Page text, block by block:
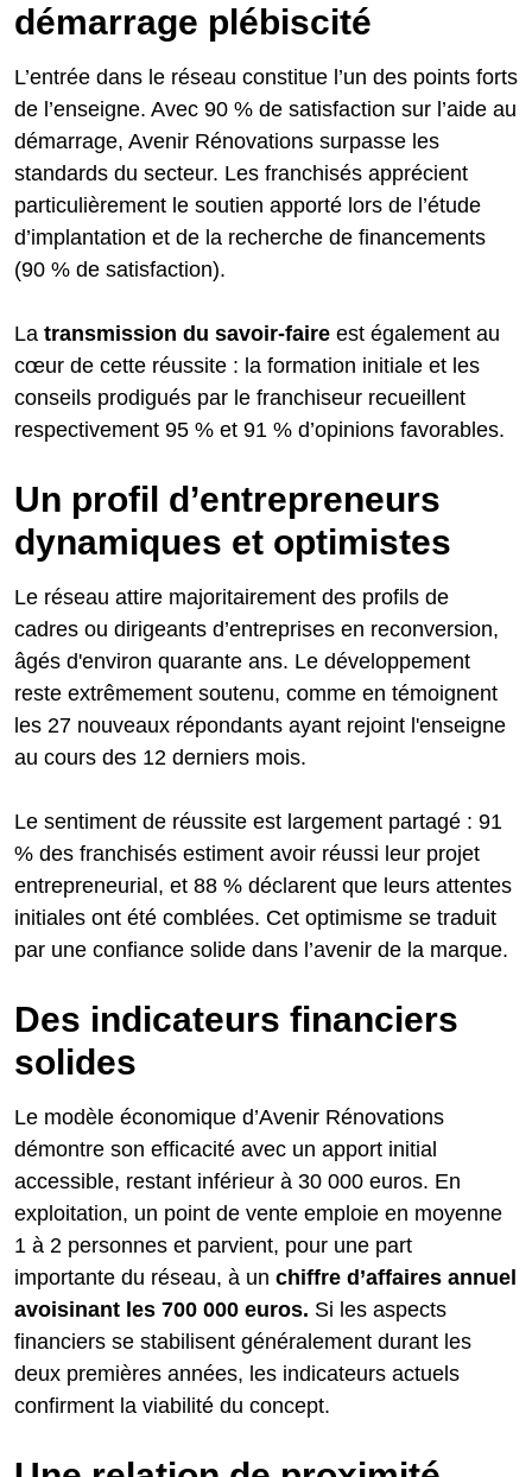
démarrage plébiscité
L’entrée dans le réseau constitue l’un des points forts
de l’enseigne. Avec 90 % de satisfaction sur l’aide au
démarrage, Avenir Rénovations surpasse les
standards du secteur. Les franchisés apprécient
particulièrement le soutien apporté lors de l’étude
d’implantation et de la recherche de financements
(90 % de satisfaction).
La transmission du savoir-faire est également au
cœur de cette réussite : la formation initiale et les
conseils prodigués par le franchiseur recueillent
respectivement 95 % et 91 % d’opinions favorables.
Un profil d’entrepreneurs
dynamiques et optimistes
Le réseau attire majoritairement des profils de
cadres ou dirigeants d’entreprises en reconversion,
âgés d'environ quarante ans. Le développement
reste extrêmement soutenu, comme en témoignent
les 27 nouveaux répondants ayant rejoint l'enseigne
au cours des 12 derniers mois.
Le sentiment de réussite est largement partagé : 91
% des franchisés estiment avoir réussi leur projet
entrepreneurial, et 88 % déclarent que leurs attentes
initiales ont été comblées. Cet optimisme se traduit
par une confiance solide dans l’avenir de la marque.
Des indicateurs financiers
solides
Le modèle économique d’Avenir Rénovations
démontre son efficacité avec un apport initial
accessible, restant inférieur à 30 000 euros. En
exploitation, un point de vente emploie en moyenne
1 à 2 personnes et parvient, pour une part
importante du réseau, à un chiffre d’affaires annuel
avoisinant les 700 000 euros. Si les aspects
financiers se stabilisent généralement durant les
deux premières années, les indicateurs actuels
confirment la viabilité du concept.